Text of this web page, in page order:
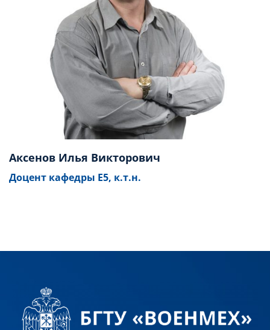
Аксенов Илья Викторович
Доцент кафедры Е5, к.т.н.